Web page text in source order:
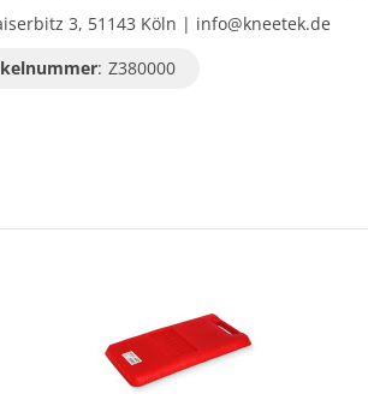
3, 51143 Köln | info@kneetek.de
: Z380000